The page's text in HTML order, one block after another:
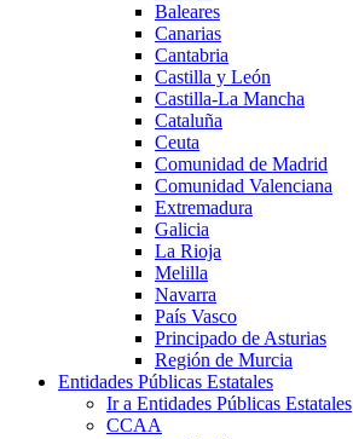
Baleares
Canarias
Cantabria
Castilla y León
Castilla-La Mancha
Cataluña
Ceuta
Comunidad de Madrid
Comunidad Valenciana
Extremadura
Galicia
La Rioja
Melilla
Navarra
País Vasco
Principado de Asturias
Región de Murcia
Entidades Públicas Estatales
Ir a Entidades Públicas Estatales
CCAA